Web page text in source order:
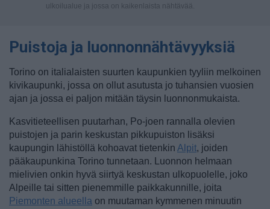
ulkoilualue ja jossa on kaikenlaista nähtävää.
Puistoja ja luonnonnähtävyyksiä
Torino on italialaisten suurten kaupunkien tyyliin melkoinen
kivikaupunki, jossa on ollut asutusta jo tuhansien vuosien
ajan ja jossa ei paljon mitään täysin luonnonmukaista.
Kasvitieteellisen puutarhan, Po-joen rannalla olevien
puistojen ja parin keskustan pikkupuiston lisäksi
kaupungin lähistöllä kohoavat tietenkin Alpit, joiden
pääkaupunkina Torino tunnetaan. Luonnon helmaan
mielivien onkin hyvä siirtyä keskustan ulkopuolelle, joko
Alpeille tai sitten pienemmille paikkakunnille, joita
Piemonten alueella on muutaman kymmenen minuutin